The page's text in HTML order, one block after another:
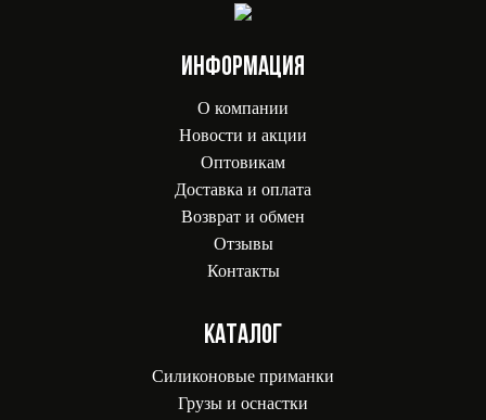
ИНФОРМАЦИЯ
О компании
Новости и акции
Оптовикам
Доставка и оплата
Возврат и обмен
Отзывы
Контакты
КАТАЛОГ
Силиконовые приманки
Грузы и оснастки